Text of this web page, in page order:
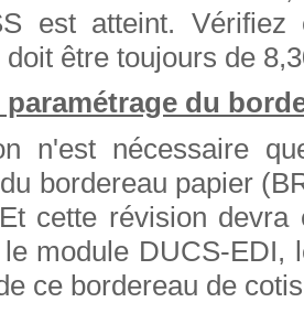
est atteint.
être toujours de
du
n'est nécessaire
bordereau papier
cette révision
module DUCS-EDI,
ce bordereau de